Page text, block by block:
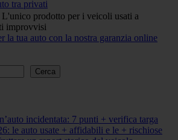
prodotto per i veicoli usati a
improvvisi
Cerca
incidentata: 7 punti + verifica targa
le auto usate + affidabili e le + rischiose